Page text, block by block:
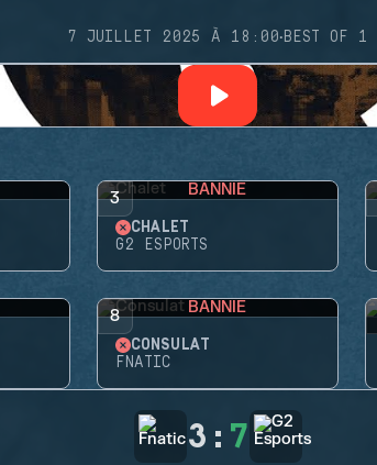
7 JUILLET 2025 À 18:00·BEST OF 1
3 BANNIE
CHALET
G2 ESPORTS
8 BANNIE
CONSULAT
FNATIC
3 : 7